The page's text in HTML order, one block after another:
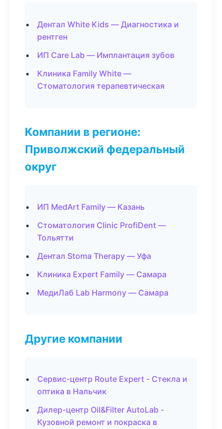
Дентал White Kids — Диагностика и
рентген
ИП Care Lab — Имплантация зубов
Клиника Family White —
Стоматология терапевтическая
Компании в регионе:
Приволжский федеральный
округ
ИП MedArt Family — Казань
Стоматология Clinic ProfiDent —
Тольятти
Дентал Stoma Therapy — Уфа
Клиника Expert Family — Самара
МедиЛаб Lab Harmony — Самара
Другие компании
Сервис-центр Route Expert - Стекла и
оптика в Нальчик
Дилер-центр Oil&Filter AutoLab -
Кузовной ремонт и покраска в